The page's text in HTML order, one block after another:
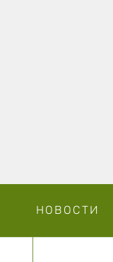
НОВОСТИ